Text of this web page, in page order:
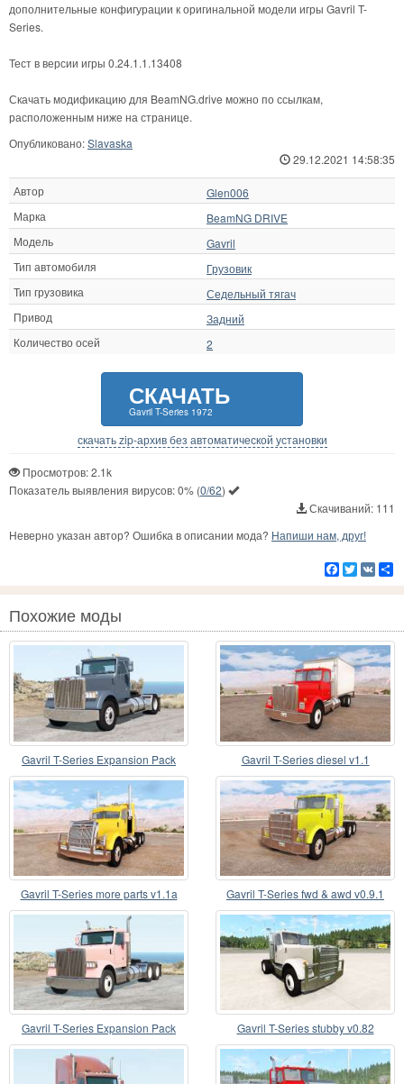
дополнительные конфигурации к оригинальной модели игры Gavril T-
Series.
Тест в версии игры 0.24.1.1.13408
Скачать модификацию для BeamNG.drive можно по ссылкам,
расположенным ниже на странице.
Опубликовано:Slavaska
29.12.2021 14:58:35
Автор
Glen006
Марка
BeamNG DRIVE
Модель
Gavril
Тип автомобиля
Грузовик
Тип грузовика
Седельный тягач
Привод
Задний
Количество осей
2
СКАЧАТЬ
Gavril T-Series 1972
скачать zip-архив без автоматической установки
Просмотров: 2.1k
Показатель выявления вирусов:0% (0/62)
Скачиваний: 111
Неверно указан автор? Ошибка в описании мода? Напиши нам, друг!
Facebook
Twitter
VK
Похожие моды
Gavril T-Series Expansion Pack
v2.0.4c
Gavril T-Series diesel v1.1
Gavril T-Series more parts v1.1a Gavril T-Series fwd & awd v0.9.1
Gavril T-Series Expansion Pack
v2.0.6f
Gavril T-Series stubby v0.82